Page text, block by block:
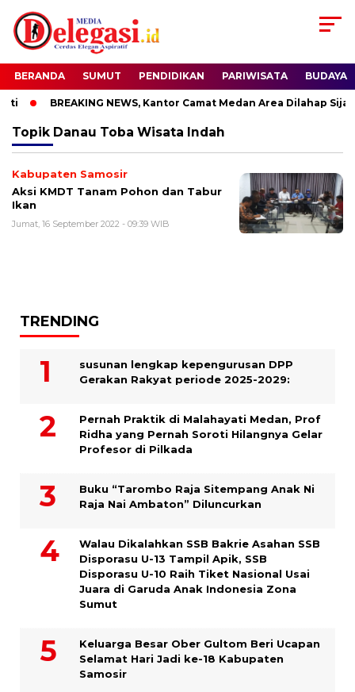
BERANDA SUMUT PENDIDIKAN PARIWISATA BUDAYA
BREAKING NEWS, Kantor Camat Medan Area Dilahap
Topik Danau Toba Wisata Indah
Kabupaten Samosir
Aksi KMDT Tanam Pohon dan Tabur
Ikan
Jumat, 16 September 2022 - 09:39 WIB
TRENDING
susunan lengkap kepengurusan DPP
Gerakan Rakyat periode 2025-2029:
Pernah Praktik di Malahayati Medan, Prof
Ridha yang Pernah Soroti Hilangnya Gelar
Profesor di Pilkada
Buku “Tarombo Raja Sitempang Anak Ni
Raja Nai Ambaton” Diluncurkan
Walau Dikalahkan SSB Bakrie Asahan SSB
Disporasu U-13 Tampil Apik, SSB
Disporasu U-10 Raih Tiket Nasional Usai
Juara di Garuda Anak Indonesia Zona
Sumut
Keluarga Besar Ober Gultom Beri Ucapan
Selamat Hari Jadi ke-18 Kabupaten
Samosir